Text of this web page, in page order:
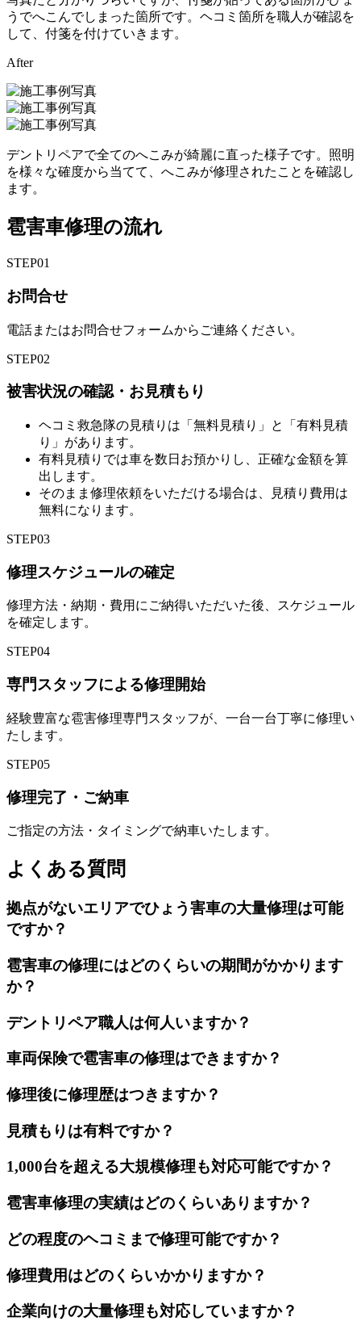
うでへこんでしまった箇所です。ヘコミ箇所を職人が確認を
して、付箋を付けていきます。
After
デントリペアで全てのへこみが綺麗に直った様子です。照明
を様々な確度から当てて、へこみが修理されたことを確認し
ます。
雹害車修理の流れ
STEP01
お問合せ
電話またはお問合せフォームからご連絡ください。
STEP02
被害状況の確認・お見積もり
ヘコミ救急隊の見積りは「無料見積り」と「有料見積
り」があります。
有料見積りでは車を数日お預かりし、正確な金額を算
出します。
そのまま修理依頼をいただける場合は、見積り費用は
無料になります。
STEP03
修理スケジュールの確定
修理方法・納期・費用にご納得いただいた後、スケジュール
を確定します。
STEP04
専門スタッフによる修理開始
経験豊富な雹害修理専門スタッフが、一台一台丁寧に修理い
たします。
STEP05
修理完了・ご納車
ご指定の方法・タイミングで納車いたします。
よくある質問
拠点がないエリアでひょう害車の大量修理は可能
ですか？
雹害車の修理にはどのくらいの期間がかかります
か？
デントリペア職人は何人いますか？
車両保険で雹害車の修理はできますか？
修理後に修理歴はつきますか？
見積もりは有料ですか？
1,000台を超える大規模修理も対応可能ですか？
雹害車修理の実績はどのくらいありますか？
どの程度のヘコミまで修理可能ですか？
修理費用はどのくらいかかりますか？
企業向けの大量修理も対応していますか？